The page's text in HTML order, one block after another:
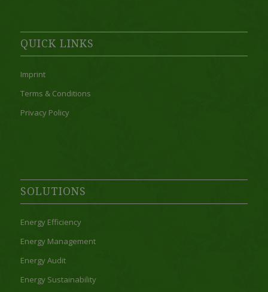
QUICK LINKS
Imprint
Terms & Conditions
Privacy Policy
SOLUTIONS
Energy Efficiency
Energy Management
Energy Audit
Energy Sustainability